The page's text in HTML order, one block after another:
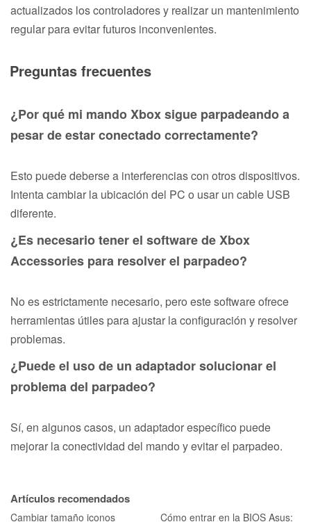
actualizados los controladores y realizar un mantenimiento
regular para evitar futuros inconvenientes.
Preguntas frecuentes
¿Por qué mi mando Xbox sigue parpadeando a
pesar de estar conectado correctamente?
Esto puede deberse a interferencias con otros dispositivos.
Intenta cambiar la ubicación del PC o usar un cable USB
diferente.
¿Es necesario tener el software de Xbox
Accessories para resolver el parpadeo?
No es estrictamente necesario, pero este software ofrece
herramientas útiles para ajustar la configuración y resolver
problemas.
¿Puede el uso de un adaptador solucionar el
problema del parpadeo?
Sí, en algunos casos, un adaptador específico puede
mejorar la conectividad del mando y evitar el parpadeo.
Artículos recomendados
Cambiar tamaño iconos Cómo entrar en la BIOS Asus: